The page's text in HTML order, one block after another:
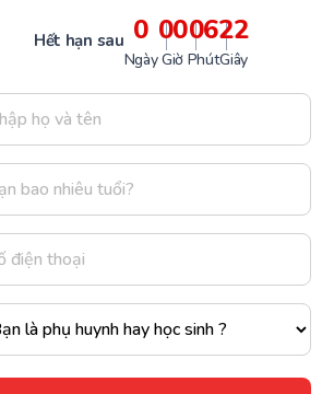
Hết hạn sau 0
Ngày
00
Giờ
06
Phút
21
Giây
Trẻ học toán kết hợp với tiếng Anh sẽ
nâng cao tư